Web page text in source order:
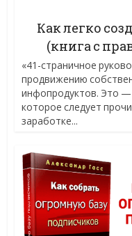
Как легко
(книга с
«41-страничное
продвижению
инфопродуктов. Это
которое следует
заработке...